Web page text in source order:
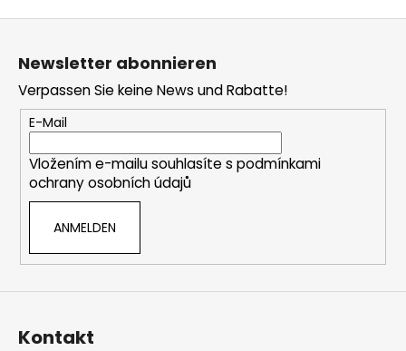
r
l
m
n
t
L
s
r
g
Newsletter abonnieren
Verpassen Sie keine News und Rabatte!
E-Mail
Vložením e-mailu souhlasíte s podmínkami
ochrany osobních údajů
ANMELDEN
Kontakt